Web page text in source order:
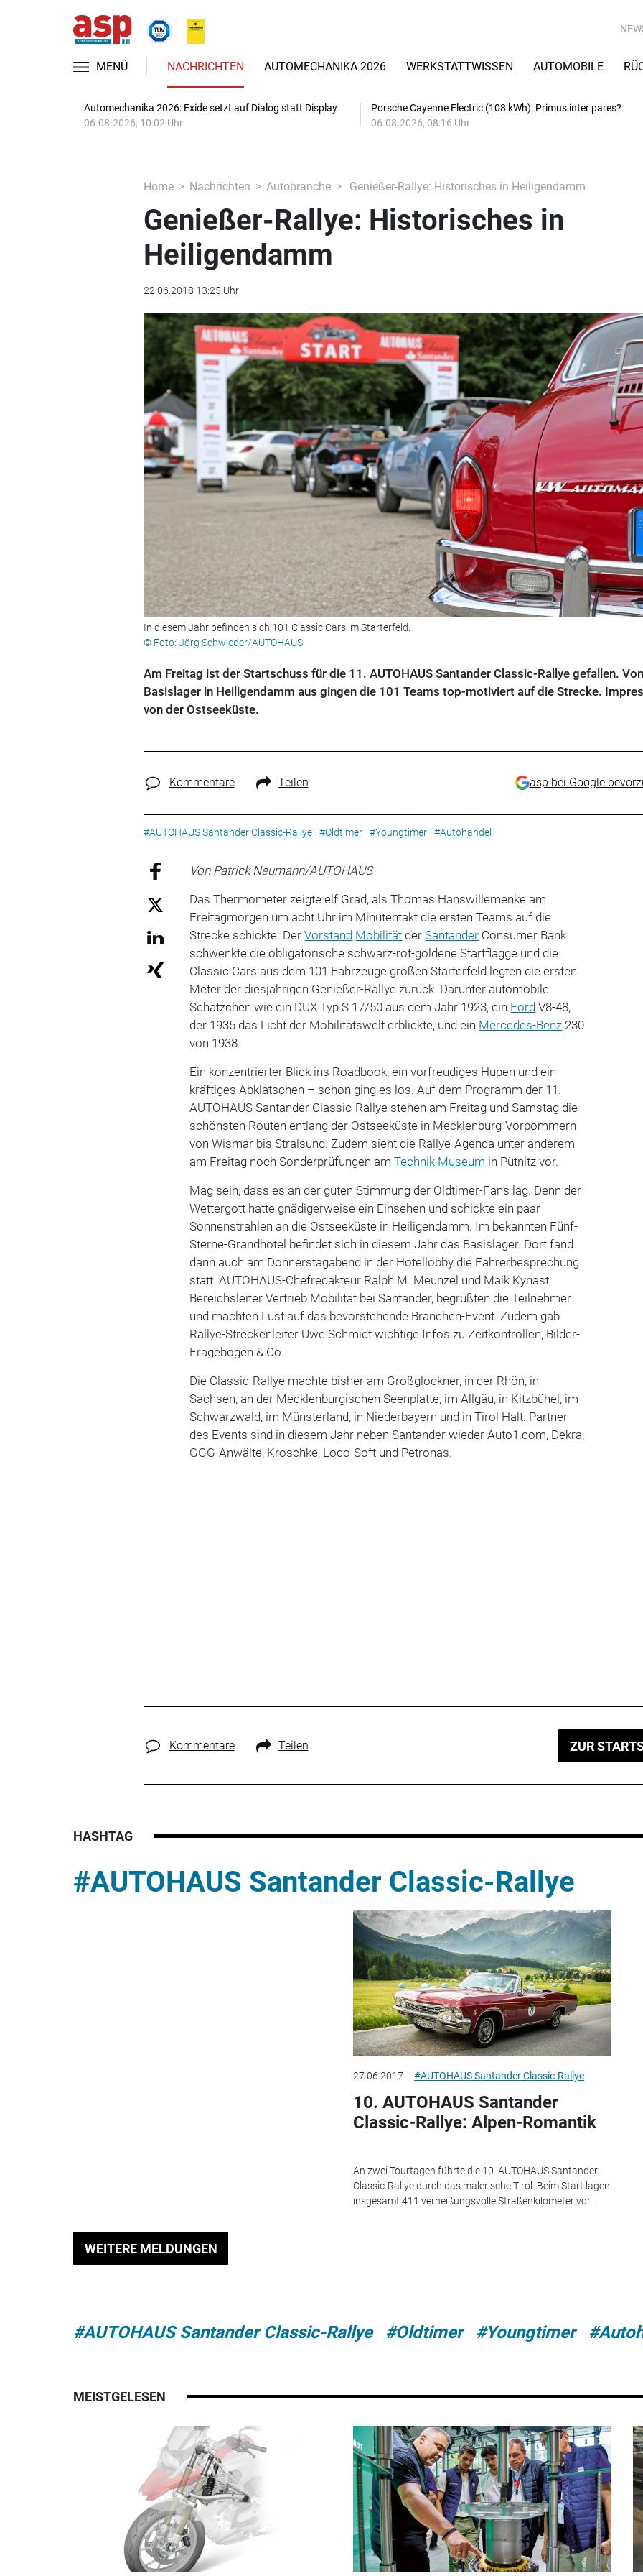
MENÜ NACHRICHTEN AUTOMECHANIKA 2026 WERKSTATTWISSEN AUTOMOBILE
Automechanika 2026: Exide setzt auf Dialog statt Display
06.08.2026, 10:02 Uhr
Porsche Cayenne Electric (108 kWh): Primus inter pares?
06.08.2026, 08:16 Uhr
Home Nachrichten Autobranche Genießer-Rallye: Historisches in Heiligendamm
Genießer-Rallye: Historisches in
Heiligendamm
22.06.2018 13:25 Uhr
In diesem Jahr befinden sich 101 Classic Cars im Starterfeld.
© Foto: Jörg Schwieder/AUTOHAUS
Am Freitag ist der Startschuss für die 11. AUTOHAUS Santander Classic-Rallye gefallen.
Basislager in Heiligendamm aus gingen die 101 Teams top-motiviert auf die Strecke.
von der Ostseeküste.
Kommentare Teilen asp bei Google
#AUTOHAUS Santander Classic-Rallye #Oldtimer #Youngtimer #Autohandel
Von Patrick Neumann/AUTOHAUS
Das Thermometer zeigte elf Grad, als Thomas Hanswillemenke am
Freitagmorgen um acht Uhr im Minutentakt die ersten Teams auf die
Strecke schickte. DerVorstand Mobilität derSantander Consumer Bank
schwenkte die obligatorische schwarz-rot-goldene Startflagge und die
Classic Cars aus dem 101 Fahrzeuge großen Starterfeld legten die ersten
Meter der diesjährigen Genießer-Rallye zurück. Darunter automobile
Schätzchen wie ein DUX Typ S 17/50 aus dem Jahr 1923, ein Ford V8-48,
der 1935 das Licht der Mobilitätswelt erblickte, und ein Mercedes-Benz 230
von 1938.
Ein konzentrierter Blick ins Roadbook, ein vorfreudiges Hupen und ein
kräftiges Abklatschen – schon ging es los. Auf dem Programm der 11.
AUTOHAUS Santander Classic-Rallye stehen am Freitag und Samstag die
schönsten Routen entlang der Ostseeküste in Mecklenburg-Vorpommern
von Wismar bis Stralsund. Zudem sieht die Rallye-Agenda unter anderem
am Freitag noch Sonderprüfungen amTechnik Museum in Pütnitz vor.
Mag sein, dass es an der guten Stimmung der Oldtimer-Fans lag. Denn der
Wettergott hatte gnädigerweise ein Einsehen und schickte ein paar
Sonnenstrahlen an die Ostseeküste in Heiligendamm. Im bekannten Fünf-
Sterne-Grandhotel befindet sich in diesem Jahr das Basislager. Dort fand
dann auch am Donnerstagabend in der Hotellobby die Fahrerbesprechung
statt. AUTOHAUS-Chefredakteur Ralph M. Meunzel und Maik Kynast,
Bereichsleiter Vertrieb Mobilität bei Santander, begrüßten die Teilnehmer
und machten Lust auf das bevorstehende Branchen-Event. Zudem gab
Rallye-Streckenleiter Uwe Schmidt wichtige Infos zu Zeitkontrollen, Bilder-
Fragebogen & Co.
Die Classic-Rallye machte bisher am Großglockner, in der Rhön, in
Sachsen, an der Mecklenburgischen Seenplatte, im Allgäu, in Kitzbühel, im
Schwarzwald, im Münsterland, in Niederbayern und in Tirol Halt. Partner
des Events sind in diesem Jahr neben Santander wieder Auto1.com, Dekra,
GGG-Anwälte, Kroschke, Loco-Soft und Petronas.
Kommentare Teilen ZUR
HASHTAG
#AUTOHAUS Santander Classic-Rallye
27.06.2017 #AUTOHAUS Santander Classic-Rallye
10. AUTOHAUS Santander
Classic-Rallye: Alpen-Romantik
An zwei Tourtagen führte die 10. AUTOHAUS Santander
Classic-Rallye durch das malerische Tirol. Beim Start lagen
insgesamt 411 verheißungsvolle Straßenkilometer vor...
WEITERE MELDUNGEN
#AUTOHAUS Santander Classic-Rallye #Oldtimer #Youngtimer
MEISTGELESEN